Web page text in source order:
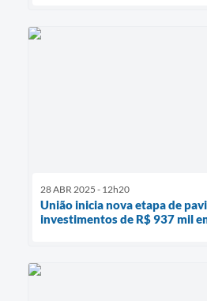
28 ABR 2025 - 12h20
União inicia nova etapa de
investimentos de R$ 937 mil